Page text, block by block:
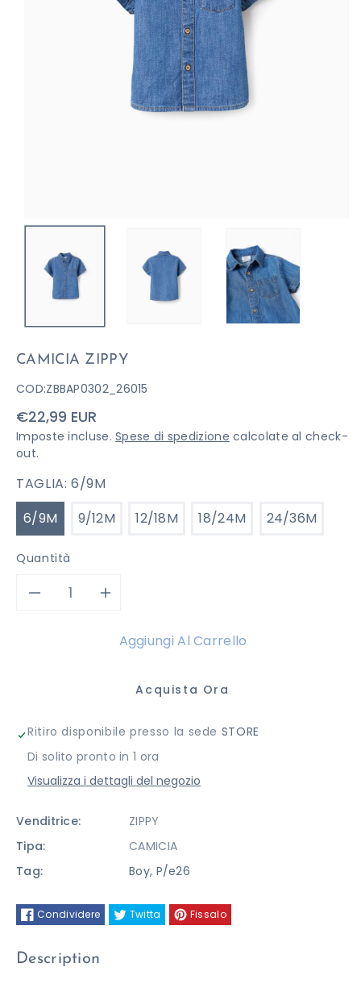
CAMICIA ZIPPY
COD:ZBBAP0302_26015
Prezzo
di
listino
€22,99 EUR
Imposte incluse.Spese di spedizione calcolate al check-
out.
TAGLIA:6/9M
6/9M
9/12M 12/18M 18/24M 24/36M
Quantità
Diminuisci
quantità
ZIPPY
Aumenta
quantità
per
ZIPPY
Aggiungi Al Carrello
Acquista Ora
Ritiro disponibile presso la sede STORE
Di solito pronto in 1 ora
Visualizza i dettagli del negozio
Venditrice:
ZIPPY
Tipa:
CAMICIA
Tag:
Boy, P/e26
Condividere Twitta Fissalo
Description